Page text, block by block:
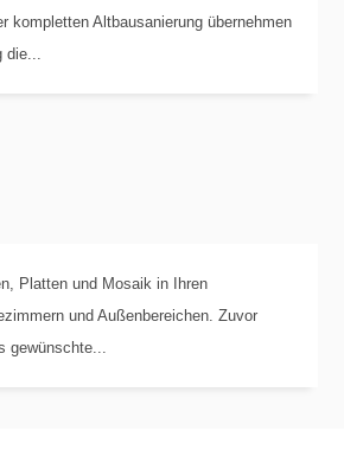
DER
kompletten Altbausanierung übernehmen
die...
VON...
Platten und Mosaik in Ihren
und Außenbereichen. Zuvor
gewünschte...